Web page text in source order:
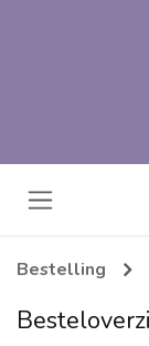
Bestelling